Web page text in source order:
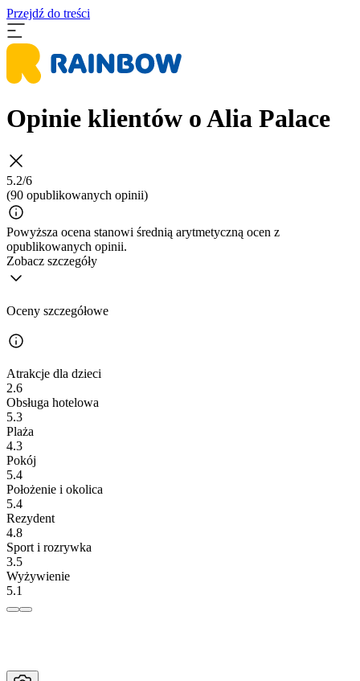
Przejdź do treści
Opinie klientów o Alia Palace
5.2/6
(90 opublikowanych opinii)
Powyższa ocena stanowi średnią arytmetyczną ocen z
opublikowanych opinii.
Zobacz szczegóły
Oceny szczegółowe
Atrakcje dla dzieci
2.6
Obsługa hotelowa
5.3
Plaża
4.3
Pokój
5.4
Położenie i okolica
5.4
Rezydent
4.8
Sport i rozrywka
3.5
Wyżywienie
5.1